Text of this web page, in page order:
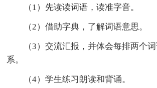
（1）先读读词语，读准字音。
（2）借助字典，了解词语意思。
（3）交流汇报，并体会每排两个
系。
（4）学生练习朗读和背诵。